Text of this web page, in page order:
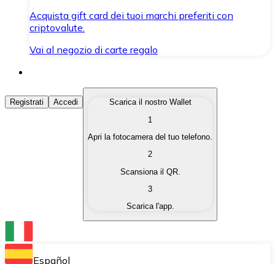
Acquista gift card dei tuoi marchi preferiti con
criptovalute.
Vai al negozio di carte regalo
Acquista Criptovalute
Acquista le criptovalute che ti interessano in modo
Converti le tue criptovalute in valuta fiat quando ne
Scambia una criptovaluta con un'altra
Conserva le tue cripto in un Wallet self-custodial.
Registrati Accedi
Scarica il nostro Wallet
1
Apri la fotocamera del tuo telefono.
2
Scansiona il QR.
3
Scarica l'app.
Español